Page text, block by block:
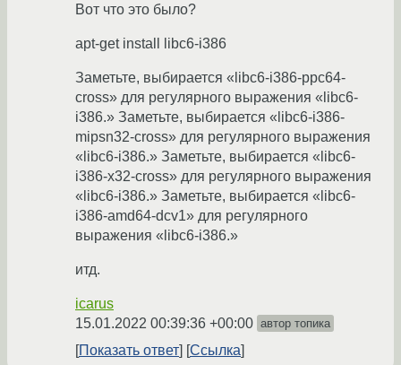
Вот что это было?
apt-get install libc6-i386
Заметьте, выбирается «libc6-i386-ppc64-
cross» для регулярного выражения «libc6-
i386.» Заметьте, выбирается «libc6-i386-
mipsn32-cross» для регулярного выражения
«libc6-i386.» Заметьте, выбирается «libc6-
i386-x32-cross» для регулярного выражения
«libc6-i386.» Заметьте, выбирается «libc6-
i386-amd64-dcv1» для регулярного
выражения «libc6-i386.»
итд.
icarus
15.01.2022 00:39:36 +00:00 автор топика
Показать ответ Ссылка